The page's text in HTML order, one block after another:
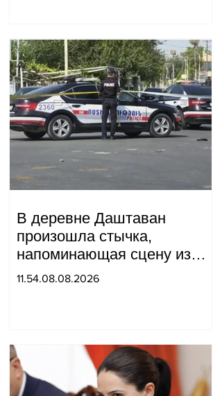
В деревне Даштаван
произошла стычка,
напоминающая сцену из
военного фильма: более 10
11.54.08.08.2026